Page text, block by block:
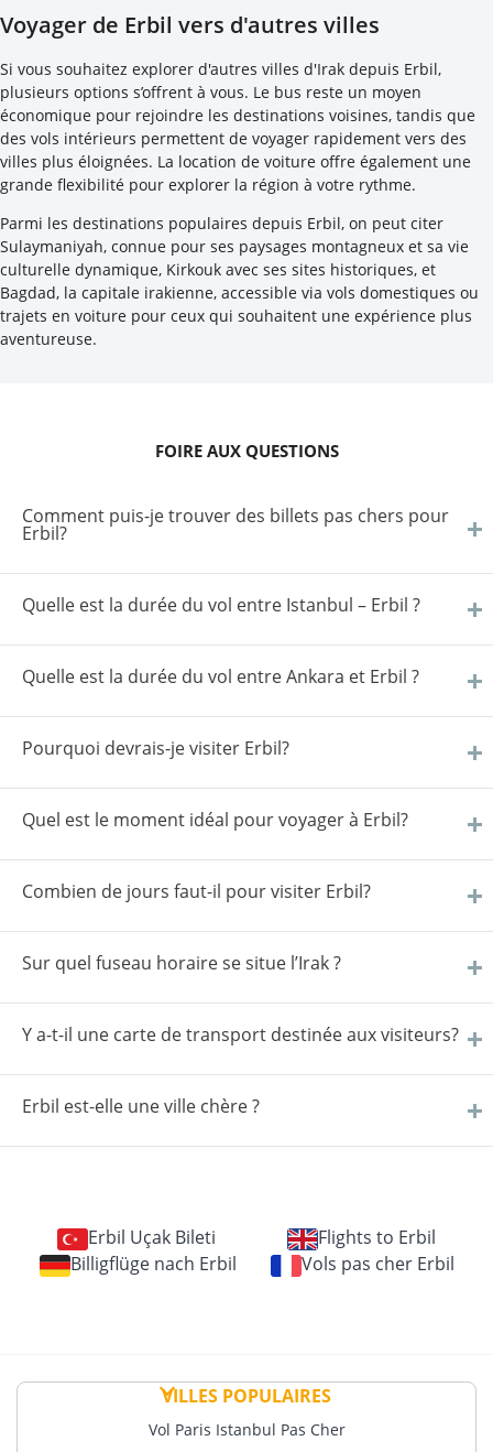
Voyager de Erbil vers d'autres villes
Si vous souhaitez explorer d'autres villes d'Irak depuis Erbil,
plusieurs options s’offrent à vous. Le bus reste un moyen
économique pour rejoindre les destinations voisines, tandis que
des vols intérieurs permettent de voyager rapidement vers des
villes plus éloignées. La location de voiture offre également une
grande flexibilité pour explorer la région à votre rythme.
Parmi les destinations populaires depuis Erbil, on peut citer
Sulaymaniyah, connue pour ses paysages montagneux et sa vie
culturelle dynamique, Kirkouk avec ses sites historiques, et
Bagdad, la capitale irakienne, accessible via vols domestiques ou
trajets en voiture pour ceux qui souhaitent une expérience plus
aventureuse.
FOIRE AUX QUESTIONS
Comment puis-je trouver des billets pas chers pour
Erbil?
Quelle est la durée du vol entre Istanbul – Erbil ?
Quelle est la durée du vol entre Ankara et Erbil ?
Pourquoi devrais-je visiter Erbil?
Quel est le moment idéal pour voyager à Erbil?
Combien de jours faut-il pour visiter Erbil?
Sur quel fuseau horaire se situe l’Irak ?
Y a-t-il une carte de transport destinée aux visiteurs?
Erbil est-elle une ville chère ?
Erbil Uçak Bileti
Flights to Erbil
Billigflüge nach Erbil
Vols pas cher Erbil
VILLES POPULAIRES
Vol Paris Istanbul Pas Cher